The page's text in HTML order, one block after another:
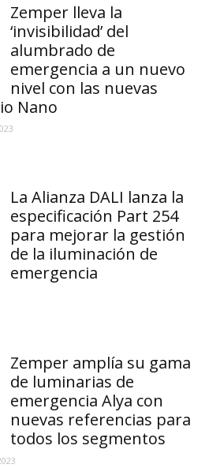
Zemper lleva la
‘invisibilidad’ del
alumbrado de
emergencia a un nuevo
nivel con las nuevas
Nano
La Alianza DALI lanza la
especificación Part 254
para mejorar la gestión
de la iluminación de
emergencia
Zemper amplía su gama
de luminarias de
emergencia Alya con
nuevas referencias para
todos los segmentos